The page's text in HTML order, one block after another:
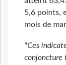
5,6 points,
mois de
"Ces
conjoncture